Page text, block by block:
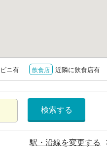
ニ有 飲食店 近隣に飲食店有
検索する
駅・沿線を変更する